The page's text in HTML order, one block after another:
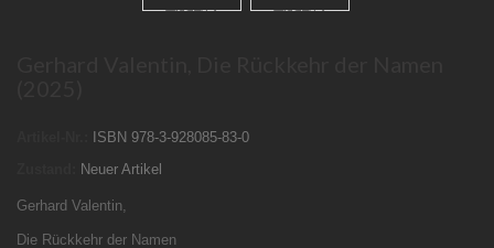
ISBN 978-3-928085-83-0
Neuer Artikel
Gerhard Valentin,
Die Rückkehr der Namen